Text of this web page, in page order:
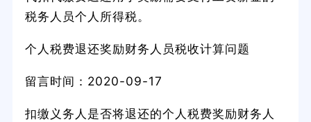
税务人员个人所得税。
个人税费退还奖励财务人员税收计算问题
留言时间：2020-09-17
扣缴义务人是否将退还的个人税费奖励财务人